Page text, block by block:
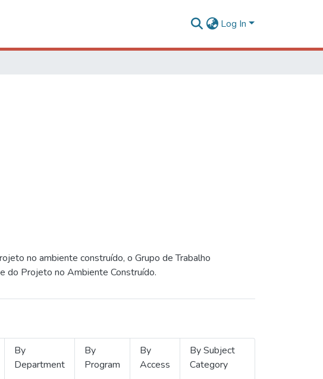
Log In
no ambiente construído, o Grupo de Trabalho
do Projeto no Ambiente Construído.
By
Department
By
Program
By
Access
By Subject
Category